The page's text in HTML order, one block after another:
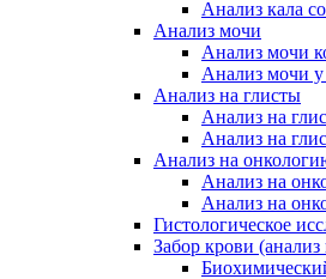
Анализ кала
Анализ мочи
Анализ мочи
Анализ мочи у
Анализ на глисты
Анализ на
Анализ на
Анализ на
Анализ на
Анализ на
Гистологическое
Забор крови (анализ